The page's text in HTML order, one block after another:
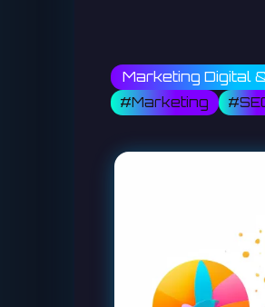
Marketing Digital
#Marketing